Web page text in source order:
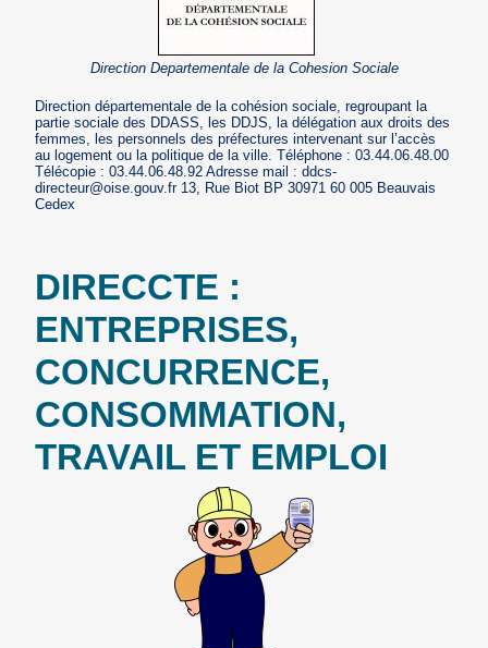
Direction Departementale de la Cohesion Sociale
Direction départementale de la cohésion sociale, regroupant la
partie sociale des DDASS, les DDJS, la délégation aux droits des
femmes, les personnels des préfectures intervenant sur l’accès
au logement ou la politique de la ville. Téléphone : 03.44.06.48.00
Télécopie : 03.44.06.48.92 Adresse mail : ddcs-
directeur@oise.gouv.fr 13, Rue Biot BP 30971 60 005 Beauvais
Cedex
DIRECCTE :
ENTREPRISES,
CONCURRENCE,
CONSOMMATION,
TRAVAIL ET EMPLOI